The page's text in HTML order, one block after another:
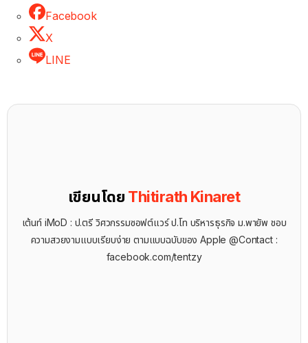
Facebook
X
LINE
เขียนโดย Thitirath Kinaret
เต้นท์ iMoD : ป.ตรี วิศวกรรมซอฟต์แวร์ ป.โท บริหารธุรกิจ ม.พายัพ ชอบ
ความสวยงามแบบเรียบง่าย ตามแบบฉบับของ Apple @Contact :
facebook.com/tentzy